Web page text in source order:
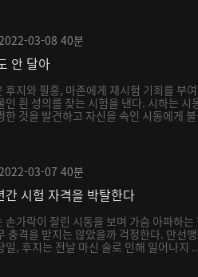
03-08 40분
안 달아
후지와 필홍, 마존에게 재시험 기회를 부
인 흰 성의를 찾는 시험을 낸다. 시하는 시
한 것을 발견하고 자신을 속인 시동에게
03-07 40분
간 시험 자격을 박탈한다
손가락이 잘린 시동을 보며 가슴 아파하는
충격을 받지는 않았을까 걱정한다. 만선
일, 후지는 전날 마신 술로 인해 일어나지